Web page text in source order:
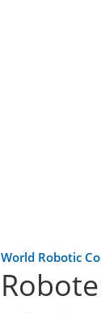
World Robotic